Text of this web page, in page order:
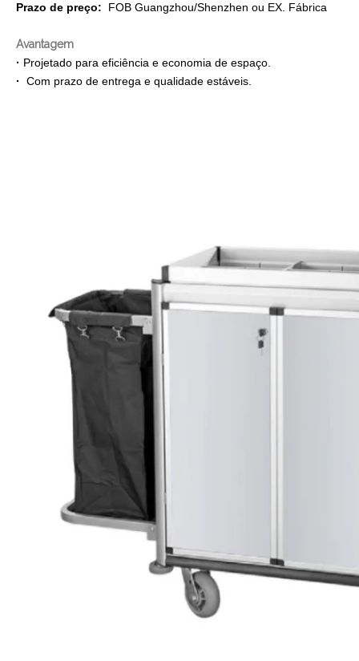
Prazo de preço: FOB Guangzhou/Shenzhen ou EX. Fábrica
Avantagem
· Projetado para eficiência e economia de espaço.
· Com prazo de entrega e qualidade estáveis.